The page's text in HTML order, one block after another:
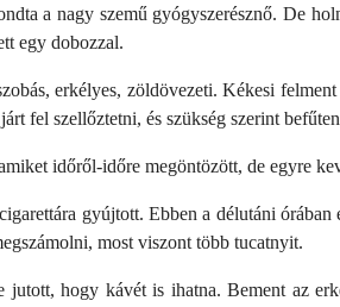
a nagy szemű gyógyszerésznő. De
egy dobozzal.
erkélyes, zöldövezeti. Kékesi
fel szellőztetni, és szükség szerint
időről-időre megöntözött, de egyre
gyújtott. Ebben a délutáni
most viszont több tucatnyit.
jutott, hogy kávét is ihatna. Bement az